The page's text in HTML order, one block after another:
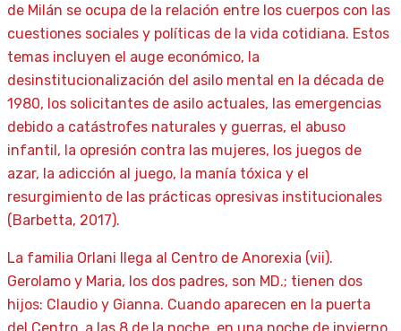
de Milán se ocupa de la relación entre los cuerpos con las
cuestiones sociales y políticas de la vida cotidiana. Estos
temas incluyen el auge económico, la
desinstitucionalización del asilo mental en la década de
1980, los solicitantes de asilo actuales, las emergencias
debido a catástrofes naturales y guerras, el abuso
infantil, la opresión contra las mujeres, los juegos de
azar, la adicción al juego, la manía tóxica y el
resurgimiento de las prácticas opresivas institucionales
(Barbetta, 2017).
La familia Orlani llega al Centro de Anorexia (vii).
Gerolamo y Maria, los dos padres, son MD.; tienen dos
hijos: Claudio y Gianna. Cuando aparecen en la puerta